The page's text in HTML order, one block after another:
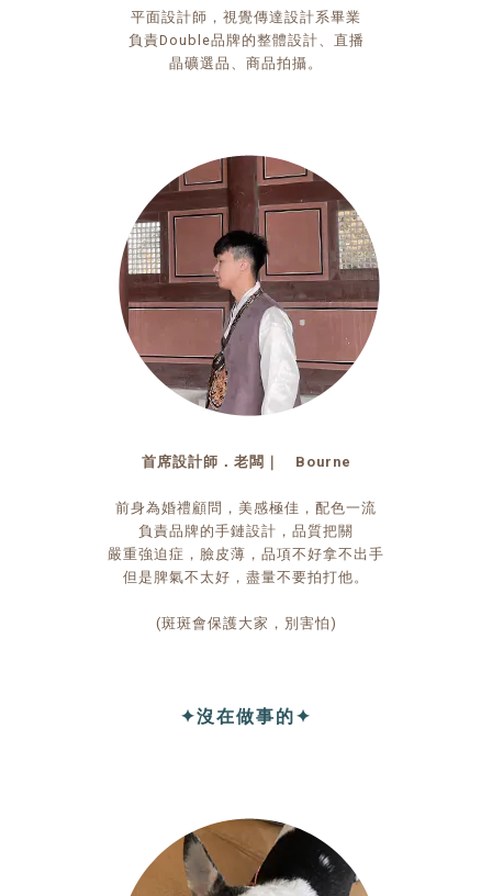
平面設計師，視覺傳達設計系畢業
負責Double品牌的整體設計、直播
晶礦選品、商品拍攝。
首席設計師．老闆｜ Bourne
前身為婚禮顧問，美感極佳，配色一流
負責品牌的手鏈設計，品質把關
嚴重強迫症，臉皮薄，品項不好拿不出手
但是脾氣不太好，盡量不要拍打他。
(斑斑會保護大家，別害怕)
✦沒在做事的✦